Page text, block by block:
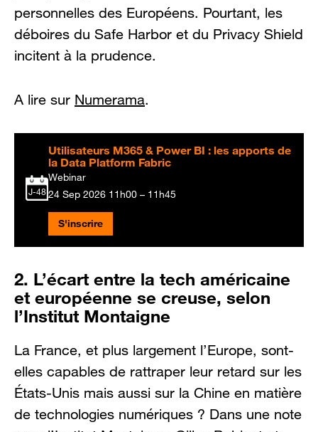
personnelles des Européens. Pourtant, les
déboires du Safe Harbor et du Privacy Shield
incitent à la prudence.
A lire sur Numerama.
J-48
Utilisateurs M365 & Power BI : les apports de
la Data Platform Fabric
Webinar
24 Sep 2026 11h00 – 11h45
S'inscrire
2. L’écart entre la tech américaine
et européenne se creuse, selon
l’Institut Montaigne
La France, et plus largement l’Europe, sont-
elles capables de rattraper leur retard sur les
États-Unis mais aussi sur la Chine en matière
de technologies numériques ? Dans une note